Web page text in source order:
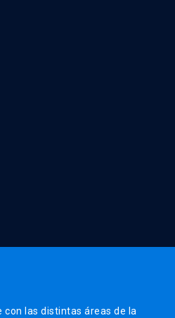
las distintas áreas de la